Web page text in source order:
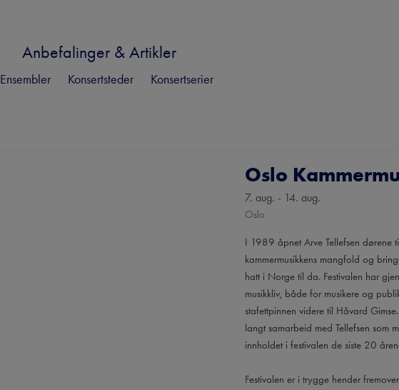
Anbefalinger & Artikler
Ensembler Konsertsteder Konsertserier
Oslo
7. aug. - 14. aug.
Oslo
I 1989 åpnet Arve Tellefsen dørene
kammermusikkens mangfold og
hatt i Norge til da. Festivalen har
musikkliv, både for musikere og
stafettpinnen videre til Håvard
langt samarbeid med Tellefsen som
innholdet i festivalen de siste 20
Festivalen er i trygge hender